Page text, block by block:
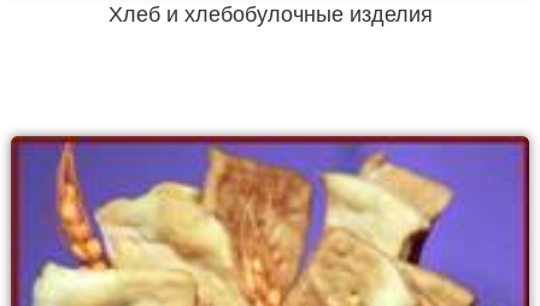
Хлеб и хлебобулочные изделия